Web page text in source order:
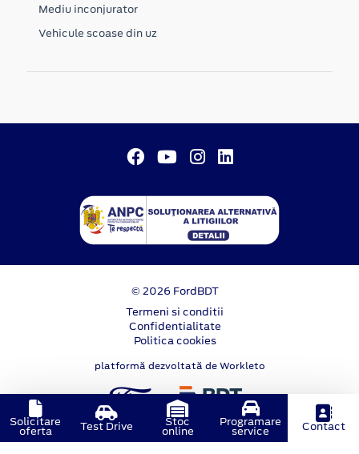
Mediu inconjurator
Vehicule scoase din uz
© 2026 FordBDT
Termeni si conditii
Confidentialitate
Politica cookies
platformă dezvoltată de Workleto
Solicitare
oferta Test Drive Stoc
online
Programare
service Contact